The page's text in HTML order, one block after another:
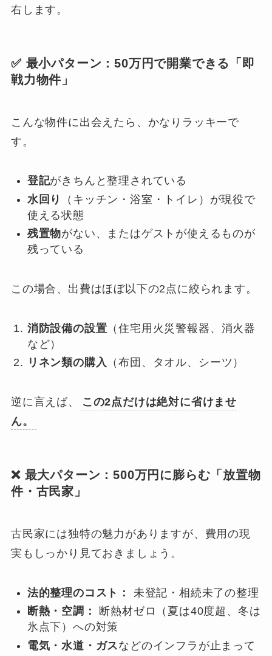
右します。
✅ 最小パターン：50万円で開業できる「即
戦力物件」
こんな物件に出会えたら、かなりラッキーで
す。
登記がきちんと整理されている
水回り
（キッチン・浴室・トイレ）が現役で
使える状態
残置物がない、またはゲストが使えるものが
残っている
この場合、出費はほぼ以下の2点に絞られます。
消防設備の設置 （住宅用火災警報器、消火器
など）
リネン類の購入 （布団、タオル、シーツ）
逆に言えば、
この2点だけは絶対に省けませ
ん。
❌ 最大パターン：500万円に膨らむ「放置物
件・古民家」
古民家には独特の魅力がありますが、費用の現
実もしっかり見ておきましょう。
法的整理のコスト：
未登記・相続未了の整理
断熱・空調：
断熱材ゼロ（夏は40度超、冬は
氷点下）への対策
電気・水道・ガスなどのインフラが止まって